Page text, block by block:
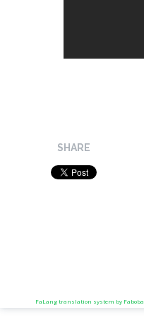
SHARE
FaLang translation system by Faboba